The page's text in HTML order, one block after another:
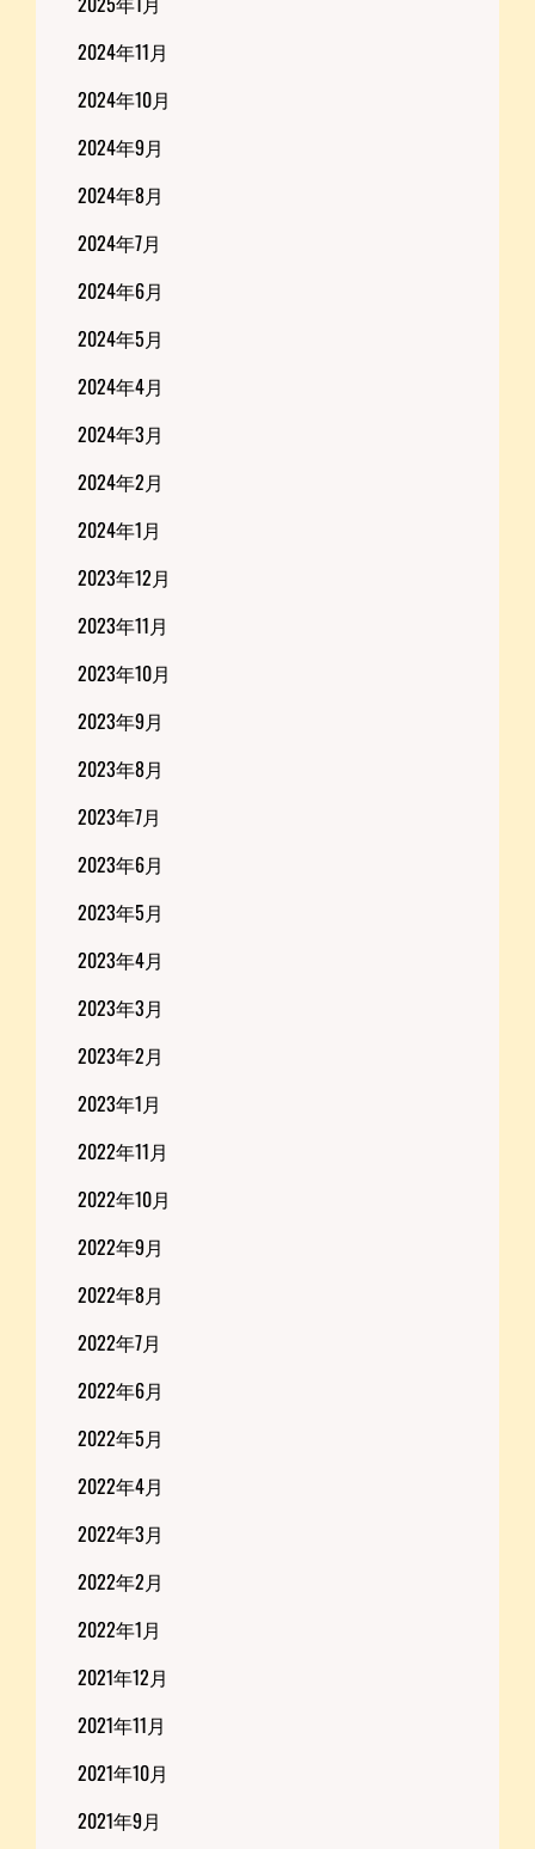
2024年11月
2024年10月
2024年9月
2024年8月
2024年7月
2024年6月
2024年5月
2024年4月
2024年3月
2024年2月
2024年1月
2023年12月
2023年11月
2023年10月
2023年9月
2023年8月
2023年7月
2023年6月
2023年5月
2023年4月
2023年3月
2023年2月
2023年1月
2022年11月
2022年10月
2022年9月
2022年8月
2022年7月
2022年6月
2022年5月
2022年4月
2022年3月
2022年2月
2022年1月
2021年12月
2021年11月
2021年10月
2021年9月